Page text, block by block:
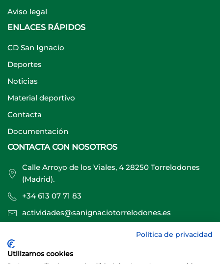
Aviso legal
ENLACES RÁPIDOS
CD San Ignacio
Deportes
Noticias
Material deportivo
Contacta
Documentación
CONTACTA CON NOSOTROS
Calle Arroyo de los Viales, 4 28250 Torrelodones
(Madrid).
+34 613 07 71 83
actividades@sanignaciotorrelodones.es
Sitio web creado por
Política de privacidad
Utilizamos cookies